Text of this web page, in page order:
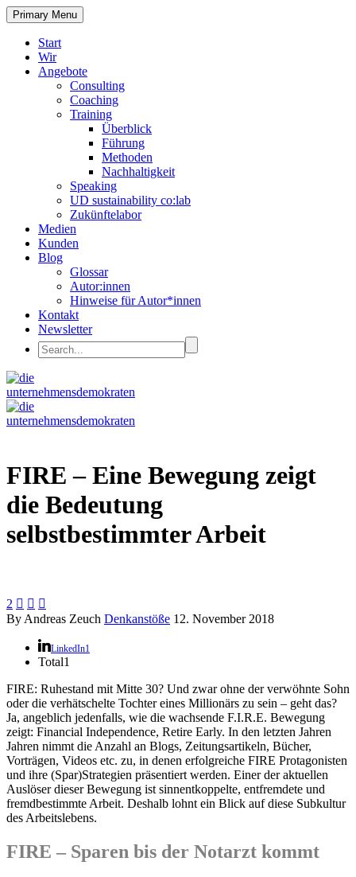
Primary Menu
Start
Wir
Angebote
Consulting
Coaching
Training
Überblick
Führung
Methoden
Nachhaltigkeit
Speaking
UD sustainability co:lab
Zukünftelabor
Medien
Kunden
Blog
Glossar
Autor:innen
Hinweise für Autor*innen
Kontakt
Newsletter
FIRE – Eine Bewegung zeigt
die Bedeutung
selbstbestimmter Arbeit
2   
By Andreas Zeuch Denkanstöße 12. November 2018
LinkedIn1
Total1
FIRE: Ruhestand mit Mitte 30? Und zwar ohne der verwöhnte Sohn
oder die verhätschelte Tochter eines Millionärs zu sein – geht das?
Ja, angeblich jedenfalls, wie die wachsende F.I.R.E. Bewegung
zeigt: Financial Independence, Retire Early. In den letzten Jahren
Jahren nimmt die Anzahl an Blogs, Zeitungsartikeln, Bücher,
Vorträgen, Videos etc. zu, in denen erfolgreiche FIRE Protagonisten
und ihre (Spar)Strategien präsentiert werden. Einer der aktuellen
Auslöser dieser Bewegung ist sinnentkoppelte, entfremdete und
fremdbestimmte Arbeit. Deshalb lohnt ein Blick auf diese Subkultur
des Arbeitslebens.
FIRE – Sparen bis der Notarzt kommt